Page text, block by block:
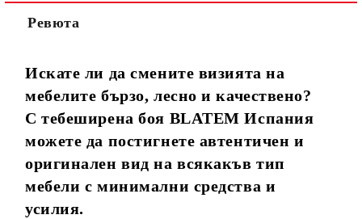
Ревюта
Искате ли да смените визията на
мебелите бързо, лесно и качествено?
С тебеширена боя BLATEM Испания
можете да постигнете автентичен и
оригинален вид на всякакъв тип
мебели с минимални средства и
усилия.